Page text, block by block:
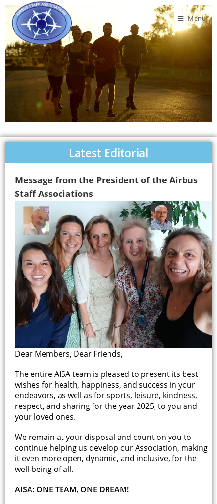
Menu
Latest Editorial
Message from the President of the Airbus
Staff Associations
Dear Members, Dear Friends,
The entire AISA team is pleased to present its best
wishes for health, happiness, and success in your
endeavors, as well as for sports, leisure, kindness,
respect, and sharing for the year 2025, to you and
your loved ones.
We remain at your disposal and count on you to
continue helping us develop our Association, making
it even more open, dynamic, and inclusive, for the
well-being of all.
AISA: ONE TEAM, ONE DREAM!